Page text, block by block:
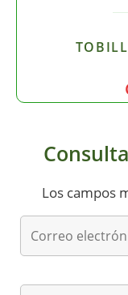
Los campos